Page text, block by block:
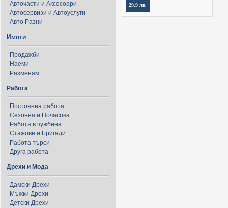
Авточасти и Аксесоари
Автосервизи и Автоуслуги
Авто Разни
Имоти
Продажби
Наеми
Разменям
Работа
Постоянна работа
Сезонна и Почасова
Работа в чужбина
Стажове и Бригади
Работа търси
Друга работа
Дрехи и Мода
Дамски Дрехи
Мъжки Дрехи
Детски Дрехи
29,9 лв.